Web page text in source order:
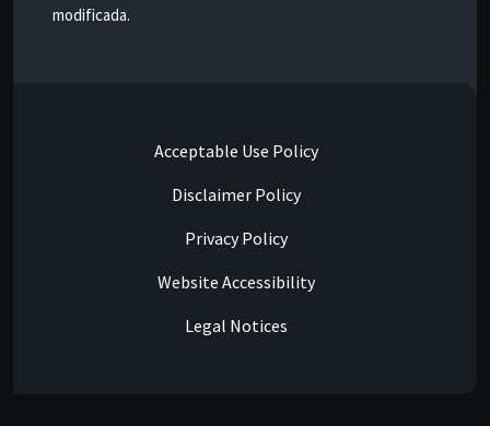
modificada.
Acceptable Use Policy
Disclaimer Policy
Privacy Policy
Website Accessibility
Legal Notices